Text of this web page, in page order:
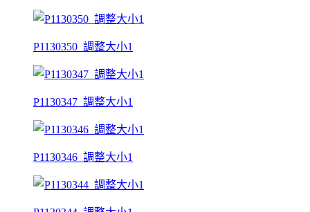
P1130350_調整大小1
P1130347_調整大小1
P1130346_調整大小1